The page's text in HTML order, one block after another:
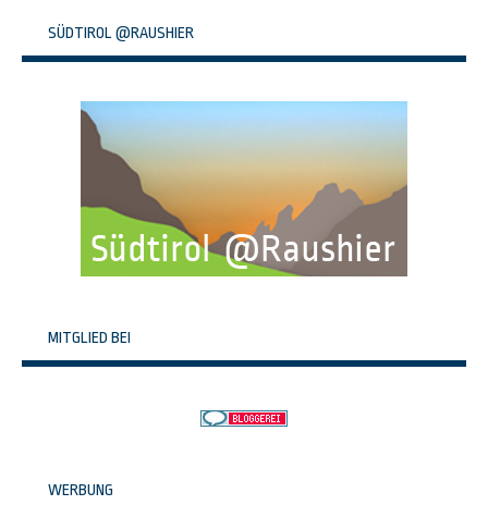
SÜDTIROL @RAUSHIER
MITGLIED BEI
WERBUNG